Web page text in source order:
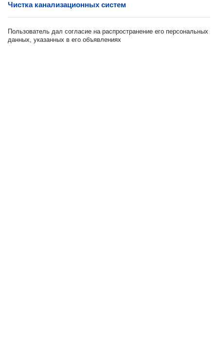
Чистка канализационных систем
Пользователь дал согласие на распространение его персональных
данных, указанных в его объявлениях